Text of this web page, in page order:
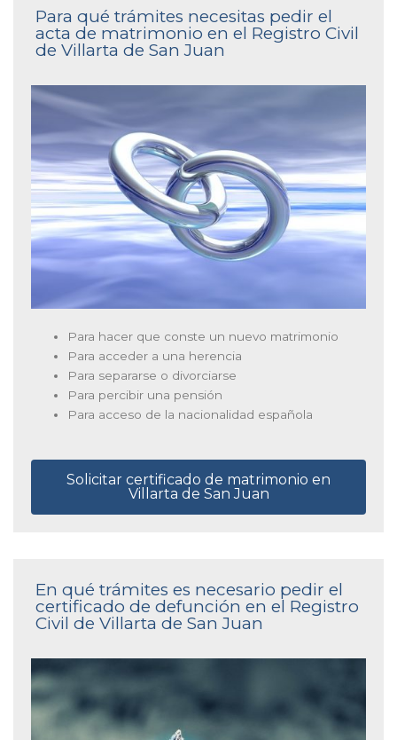
Para qué trámites necesitas pedir el
acta de matrimonio en el Registro Civil
de Villarta de San Juan
Para hacer que conste un nuevo matrimonio
Para acceder a una herencia
Para separarse o divorciarse
Para percibir una pensión
Para acceso de la nacionalidad española
Solicitar certificado de matrimonio en
Villarta de San Juan
En qué trámites es necesario pedir el
certificado de defunción en el Registro
Civil de Villarta de San Juan